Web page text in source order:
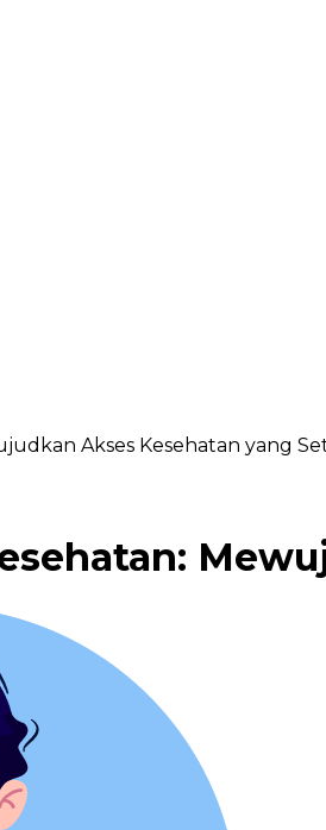
Akses Kesehatan yang